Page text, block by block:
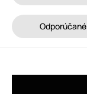
Odporúčané